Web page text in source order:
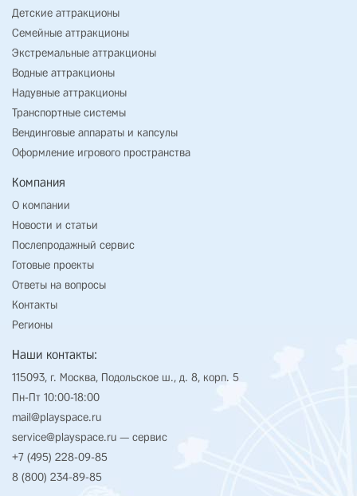
Детские аттракционы
Семейные аттракционы
Экстремальные аттракционы
Водные аттракционы
Надувные аттракционы
Транспортные системы
Вендинговые аппараты и капсулы
Оформление игрового пространства
Компания
О компании
Новости и статьи
Послепродажный сервис
Готовые проекты
Ответы на вопросы
Контакты
Регионы
Наши контакты:
115093, г. Москва, Подольское ш., д. 8, корп. 5
Пн-Пт 10:00-18:00
mail@playspace.ru
service@playspace.ru — сервис
+7 (495) 228-09-85
8 (800) 234-89-85